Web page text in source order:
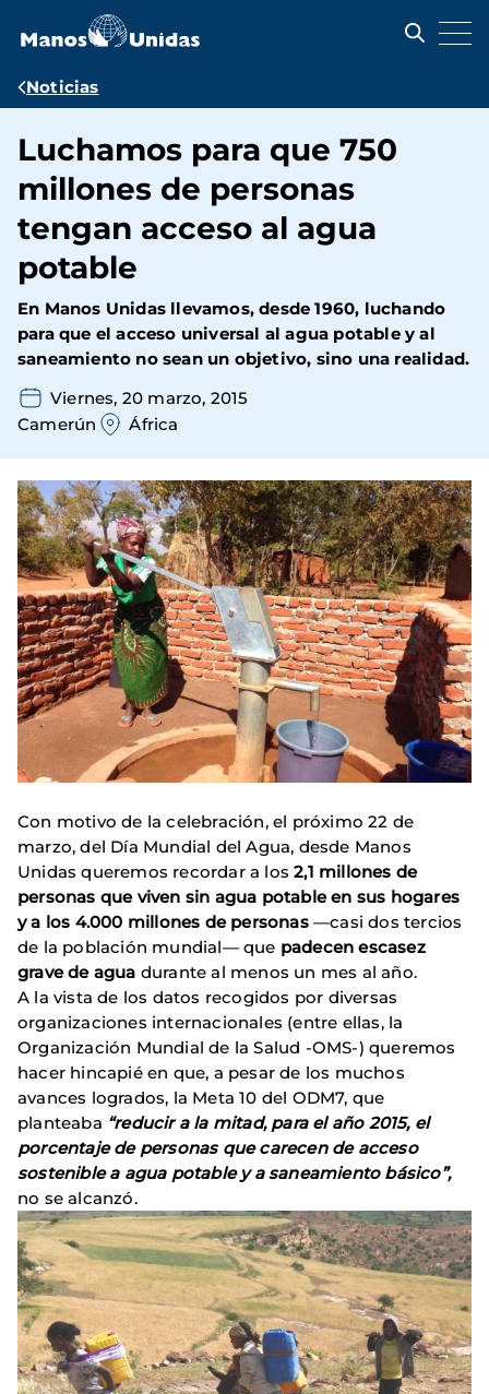
contenido
Ruta
navegación
Noticias
Luchamos para que 750
millones de personas
tengan acceso al agua
potable
En Manos Unidas llevamos, desde 1960, luchando
para que el acceso universal al agua potable y al
saneamiento no sean un objetivo, sino una realidad.
Viernes, 20 marzo, 2015
Camerún
África
Con motivo de la celebración, el próximo 22 de
marzo, del Día Mundial del Agua, desde Manos
Unidas queremos recordar a los2,1 millones de
personas que viven sin agua potable en sus hogares
y a los 4.000 millones de personas—casi dos tercios
de la población mundial— que padecen escasez
grave de agua durante al menos un mes al año.
A la vista de los datos recogidos por diversas
organizaciones internacionales (entre ellas, la
Organización Mundial de la Salud -OMS-) queremos
hacer hincapié en que, a pesar de los muchos
avances logrados, la Meta 10 del ODM7, que
planteaba “reducir a la mitad, para el año 2015, el
porcentaje de personas que carecen de acceso
sostenible a agua potable y a saneamiento básico”,
no se alcanzó.